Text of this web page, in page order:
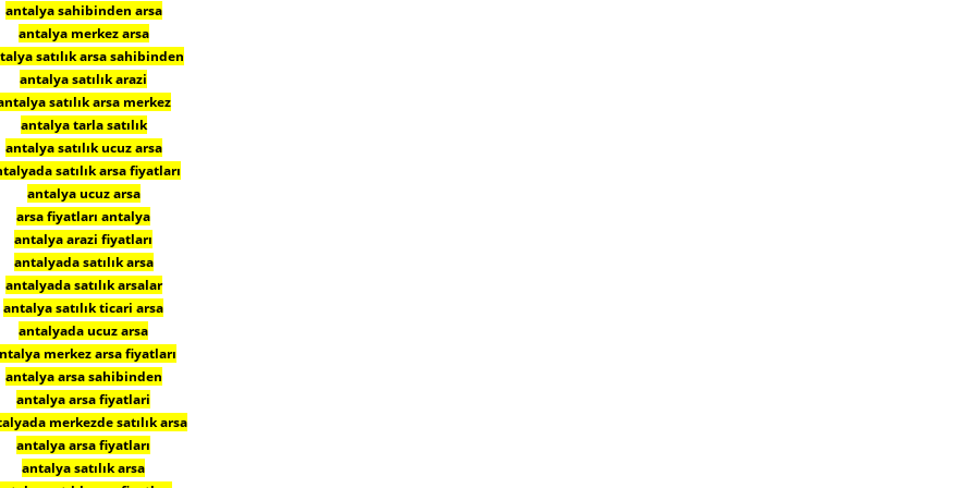
antalya sahibinden arsa
antalya merkez arsa
satılık arsa sahibinden
antalya satılık arazi
satılık arsa merkez
antalya tarla satılık
antalya satılık ucuz arsa
satılık arsa fiyatları
antalya ucuz arsa
arsa fiyatları antalya
antalya arazi fiyatları
antalyada satılık arsa
antalyada satılık arsalar
antalya satılık ticari arsa
antalyada ucuz arsa
merkez arsa fiyatları
antalya arsa sahibinden
antalya arsa fiyatlari
merkezde satılık arsa
antalya arsa fiyatları
antalya satılık arsa